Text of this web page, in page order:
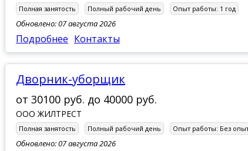
Полная занятость Полный рабочий день Опыт работы: 1 год
Обновлено: 07 августа 2026
Подробнее Контакты
дворник-уборщик
от 30100 руб. до 40000 руб.
ООО ЖИЛТРЕСТ
Полная занятость Полный рабочий день Опыт работы: Без
Обновлено: 07 августа 2026